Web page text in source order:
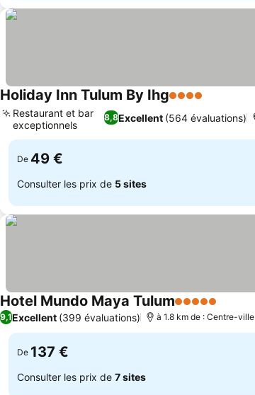
Holiday Inn Tulum By Ihg4 Étoiles
8,8Excellent (564 évaluations)
Restaurant et bar
exceptionnels
De 49 €
Consulter les prix de 5 sites
Hotel Mundo Maya Tulum5 Étoiles
9,1Excellent (399 évaluations) à 1.8 km de : Centre-ville
De 137 €
Consulter les prix de 7 sites